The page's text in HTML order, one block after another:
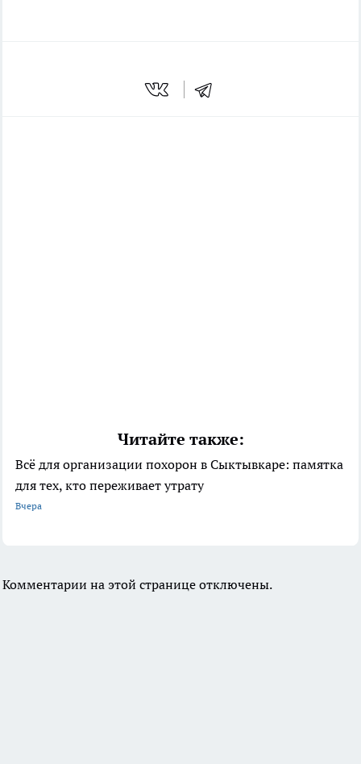
Читайте также:
Всё для организации похорон в Сыктывкаре: памятка
для тех, кто переживает утрату
Вчера
Комментарии на этой странице отключены.